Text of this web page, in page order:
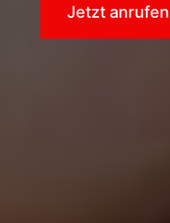
Jetzt anrufen